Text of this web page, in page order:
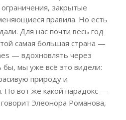
закрытые
правила. Но есть
Для нас почти весь год
самая большая страна —
— вдохновлять через
бы, мы уже всё это видели:
природу и
Но вот же какой парадокс —
Элеонора Романова,